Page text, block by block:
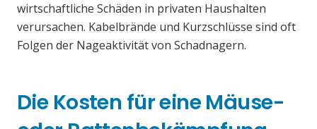
wirtschaftliche Schäden in privaten Haushalten
verursachen. Kabelbrände und Kurzschlüsse sind oft
Folgen der Nageaktivität von Schadnagern.
Die Kosten für eine Mäuse-